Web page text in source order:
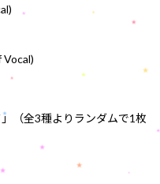
（全3種よりランダムで1枚